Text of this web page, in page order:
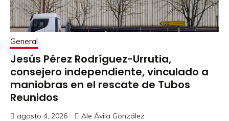
General
Jesús Pérez Rodríguez-Urrutia,
consejero independiente, vinculado a
maniobras en el rescate de Tubos
Reunidos
agosto 4, 2026 Ale Ávila González